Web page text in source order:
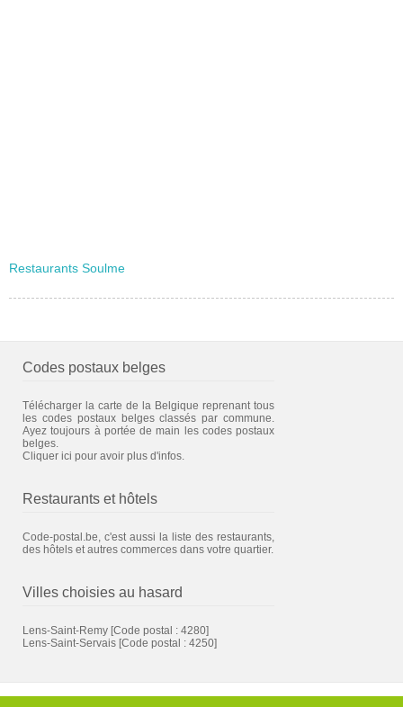
Restaurants Soulme
Codes postaux belges
Télécharger la carte de la Belgique reprenant tous
les codes postaux belges classés par commune.
Ayez toujours à portée de main les codes postaux
belges.
Cliquer ici pour avoir plus d'infos.
Restaurants et hôtels
Code-postal.be, c'est aussi la liste des restaurants,
des hôtels et autres commerces dans votre quartier.
Villes choisies au hasard
Lens-Saint-Remy [Code postal : 4280]
Lens-Saint-Servais [Code postal : 4250]